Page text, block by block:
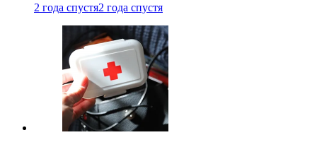
2 года спустя2 года спустя